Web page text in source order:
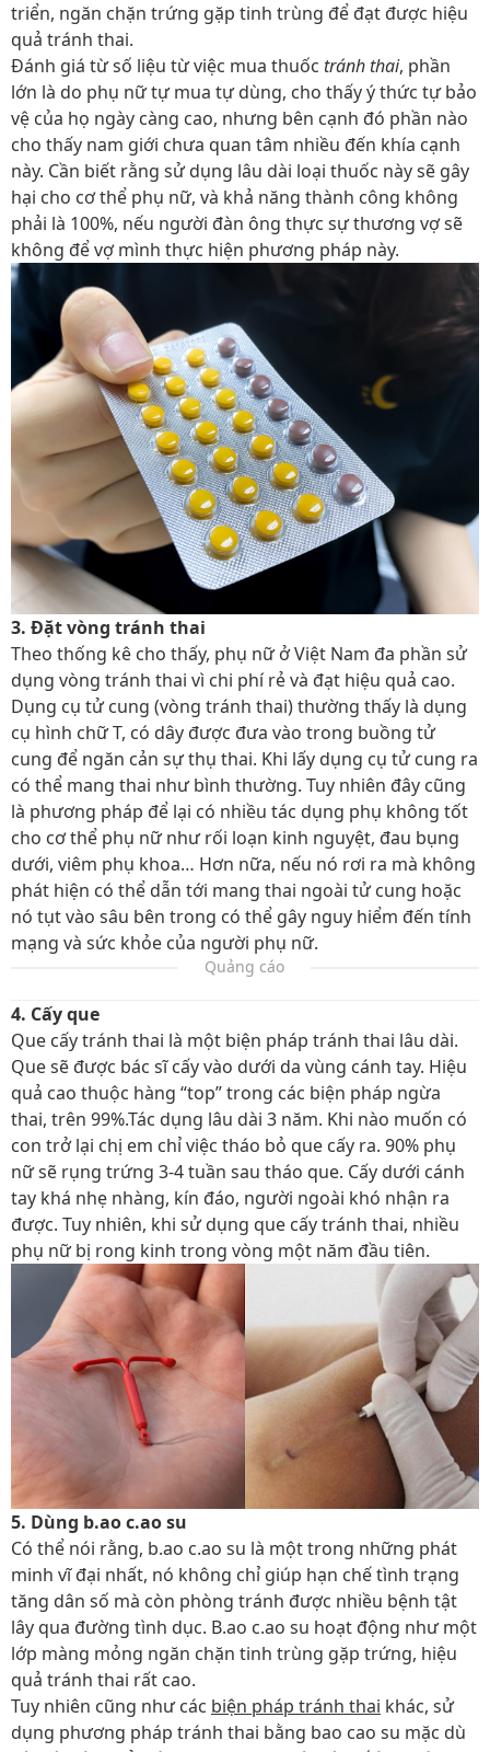
triển, ngăn chặn trứng gặp tinh trùng để đạt được hiệu
quả tránh thai.
Đánh giá từ số liệu từ việc mua thuốc tránh thai, phần
lớn là do phụ nữ tự mua tự dùng, cho thấy ý thức tự bảo
vệ của họ ngày càng cao, nhưng bên cạnh đó phần nào
cho thấy nam giới chưa quan tâm nhiều đến khía cạnh
này. Cần biết rằng sử dụng lâu dài loại thuốc này sẽ gây
hại cho cơ thể phụ nữ, và khả năng thành công không
phải là 100%, nếu người đàn ông thực sự thương vợ sẽ
không để vợ mình thực hiện phương pháp này.
3. Đặt vòng tránh thai
Theo thống kê cho thấy, phụ nữ ở Việt Nam đa phần sử
dụng vòng tránh thai vì chi phí rẻ và đạt hiệu quả cao.
Dụng cụ tử cung (vòng tránh thai) thường thấy là dụng
cụ hình chữ T, có dây được đưa vào trong buồng tử
cung để ngăn cản sự thụ thai. Khi lấy dụng cụ tử cung ra
có thể mang thai như bình thường. Tuy nhiên đây cũng
là phương pháp để lại có nhiều tác dụng phụ không tốt
cho cơ thể phụ nữ như rối loạn kinh nguyệt, đau bụng
dưới, viêm phụ khoa… Hơn nữa, nếu nó rơi ra mà không
phát hiện có thể dẫn tới mang thai ngoài tử cung hoặc
nó tụt vào sâu bên trong có thể gây nguy hiểm đến tính
mạng và sức khỏe của người phụ nữ.
Quảng cáo
4. Cấy que
Que cấy tránh thai là một biện pháp tránh thai lâu dài.
Que sẽ được bác sĩ cấy vào dưới da vùng cánh tay. Hiệu
quả cao thuộc hàng “top” trong các biện pháp ngừa
thai, trên 99%.Tác dụng lâu dài 3 năm. Khi nào muốn có
con trở lại chị em chỉ việc tháo bỏ que cấy ra. 90% phụ
nữ sẽ rụng trứng 3-4 tuần sau tháo que. Cấy dưới cánh
tay khá nhẹ nhàng, kín đáo, người ngoài khó nhận ra
được. Tuy nhiên, khi sử dụng que cấy tránh thai, nhiều
phụ nữ bị rong kinh trong vòng một năm đầu tiên.
5. Dùng b.ao c.ao su
Có thể nói rằng, b.ao c.ao su là một trong những phát
minh vĩ đại nhất, nó không chỉ giúp hạn chế tình trạng
tăng dân số mà còn phòng tránh được nhiều bệnh tật
lây qua đường tình dục. B.ao c.ao su hoạt động như một
lớp màng mỏng ngăn chặn tinh trùng gặp trứng, hiệu
quả tránh thai rất cao.
Tuy nhiên cũng như các biện pháp tránh thai khác, sử
dụng phương pháp tránh thai bằng bao cao su mặc dù